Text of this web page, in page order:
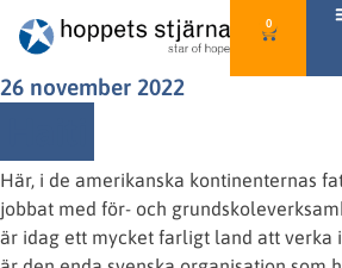
0
26 november 2022
Här, i de amerikanska kontinenternas
jobbat med för- och
är idag ett mycket farligt land att verka